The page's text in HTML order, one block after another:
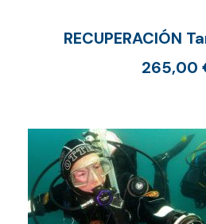
RECUPERACIÓN
265,00